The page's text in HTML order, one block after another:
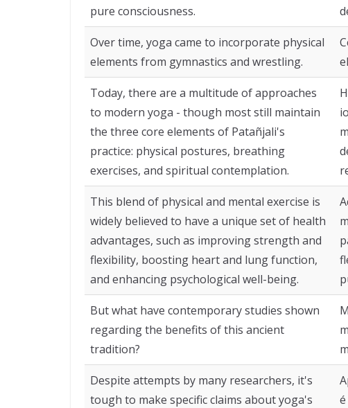
pure consciousness.
Over time, yoga came to incorporate physical
elements from gymnastics and wrestling.
Today, there are a multitude of approaches
to modern yoga - though most still maintain
the three core elements of Patañjali's
practice: physical postures, breathing
exercises, and spiritual contemplation.
This blend of physical and mental exercise is
widely believed to have a unique set of health
advantages, such as improving strength and
flexibility, boosting heart and lung function,
and enhancing psychological well-being.
But what have contemporary studies shown
regarding the benefits of this ancient
tradition?
Despite attempts by many researchers, it's
tough to make specific claims about yoga's